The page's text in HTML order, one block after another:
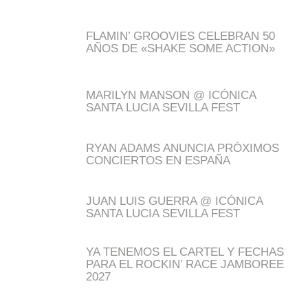
FLAMIN’ GROOVIES CELEBRAN 50
AÑOS DE «SHAKE SOME ACTION»
MARILYN MANSON @ ICÓNICA
SANTA LUCIA SEVILLA FEST
RYAN ADAMS ANUNCIA PRÓXIMOS
CONCIERTOS EN ESPAÑA
JUAN LUIS GUERRA @ ICÓNICA
SANTA LUCIA SEVILLA FEST
YA TENEMOS EL CARTEL Y FECHAS
PARA EL ROCKIN’ RACE JAMBOREE
2027